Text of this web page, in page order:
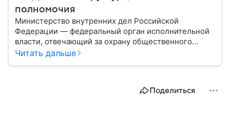
полномочия
Министерство внутренних дел Российской
Федерации — федеральный орган исполнительной
власти, отвечающий за охрану общественного
порядка, борьбу с преступностью, обеспечение
России, какие задачи выполняет министерство, как
Читать дальше
Поделиться